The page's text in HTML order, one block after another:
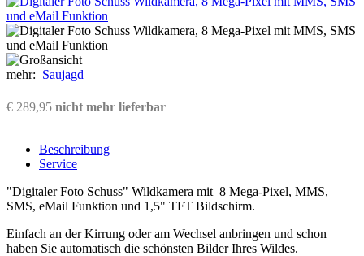
mehr: Saujagd
€ 289,95 nicht mehr lieferbar
Beschreibung
Service
"Digitaler Foto Schuss" Wildkamera mit 8 Mega-Pixel, MMS,
SMS, eMail Funktion und 1,5" TFT Bildschirm.
Einfach an der Kirrung oder am Wechsel anbringen und schon
haben Sie automatisch die schönsten Bilder Ihres Wildes.